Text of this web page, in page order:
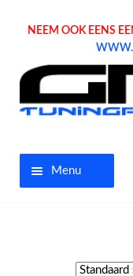
NEEM OOK EENS
Menu